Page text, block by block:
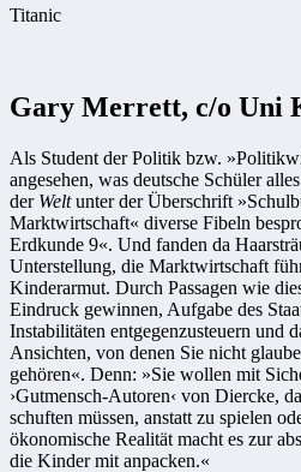
Titanic
Gary Merrett, c/o Uni
Als Student der Politik bzw.
angesehen, was deutsche Schüler
der Weltunter der Überschrift
Marktwirtschaft« diverse Fibeln
Erdkunde 9«. Und fanden da
Unterstellung, die Marktwirtschaft
Kinderarmut. Durch Passagen wie
Eindruck gewinnen, Aufgabe des
Instabilitäten entgegenzusteuern und
Ansichten, von denen Sie nicht
gehören«. Denn: »Sie wollen mit
›Gutmensch-Autoren‹ von Diercke,
schuften müssen, anstatt zu spielen
ökonomische Realität macht es zur
die Kinder mit anpacken.«